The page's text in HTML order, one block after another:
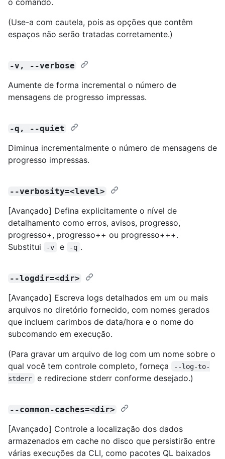
(Use-a com cautela, pois as opções que contêm
espaços não serão tratadas corretamente.)
-v, --verbose
Aumente de forma incremental o número de
mensagens de progresso impressas.
-q, --quiet
Diminua incrementalmente o número de mensagens de
progresso impressas.
--verbosity=<level>
[Avançado] Defina explicitamente o nível de
detalhamento como erros, avisos, progresso,
progresso+, progresso++ ou progresso+++.
Substitui
-v e -q .
--logdir=<dir>
[Avançado] Escreva logs detalhados em um ou mais
arquivos no diretório fornecido, com nomes gerados
que incluem carimbos de data/hora e o nome do
subcomando em execução.
(Para gravar um arquivo de log com um nome sobre o
qual você tem controle completo, forneça
--log-to-
stderr
e redirecione stderr conforme desejado.)
--common-caches=<dir>
[Avançado] Controle a localização dos dados
armazenados em cache no disco que persistirão entre
várias execuções da CLI, como pacotes QL baixados